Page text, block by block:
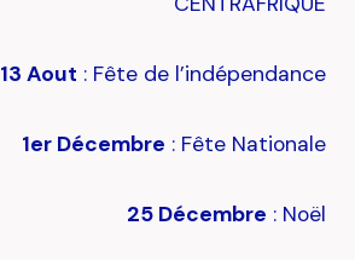
13 Aout : Fête de l’indépendance
1er Décembre : Fête Nationale
25 Décembre : Noël